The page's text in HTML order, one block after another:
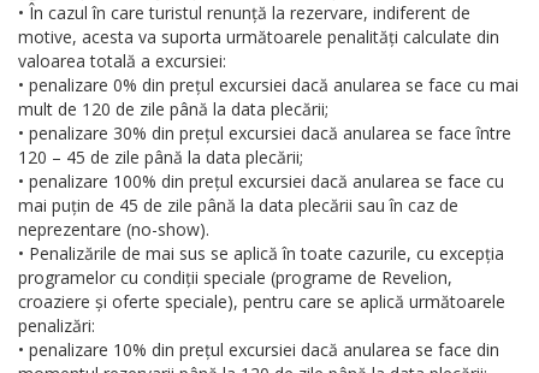
• În cazul în care turistul renunță la rezervare, indiferent de
motive, acesta va suporta următoarele penalități calculate din
valoarea totală a excursiei:
• penalizare 0% din prețul excursiei dacă anularea se face cu mai
mult de 120 de zile până la data plecării;
• penalizare 30% din prețul excursiei dacă anularea se face între
120 – 45 de zile până la data plecării;
• penalizare 100% din prețul excursiei dacă anularea se face cu
mai puțin de 45 de zile până la data plecării sau în caz de
neprezentare (no-show).
• Penalizările de mai sus se aplică în toate cazurile, cu excepția
programelor cu condiții speciale (programe de Revelion,
croaziere și oferte speciale), pentru care se aplică următoarele
penalizări:
• penalizare 10% din prețul excursiei dacă anularea se face din